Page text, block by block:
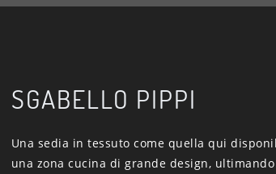
SGABELLO PIPPI
Una sedia in tessuto come quella qui
una zona cucina di grande design,